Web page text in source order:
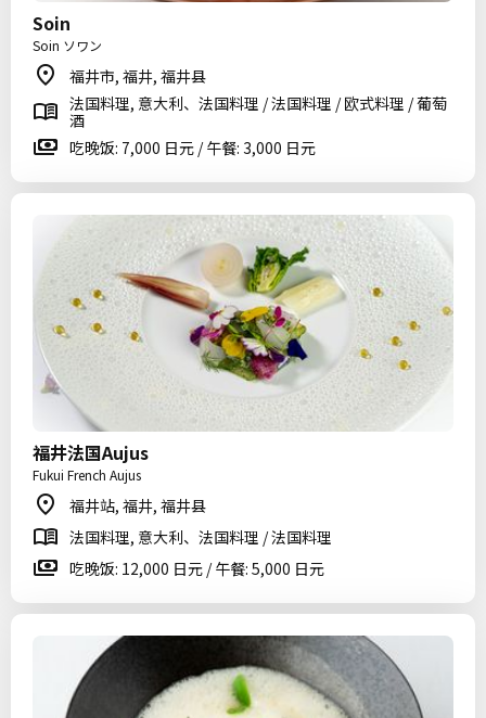
Soin
Soin ソワン
福井市, 福井, 福井县
法国料理, 意大利、法国料理 / 法国料理 / 欧式料理 / 葡萄
酒
吃晚饭: 7,000 日元 / 午餐: 3,000 日元
福井法国Aujus
Fukui French Aujus
福井站, 福井, 福井县
法国料理, 意大利、法国料理 / 法国料理
吃晚饭: 12,000 日元 / 午餐: 5,000 日元